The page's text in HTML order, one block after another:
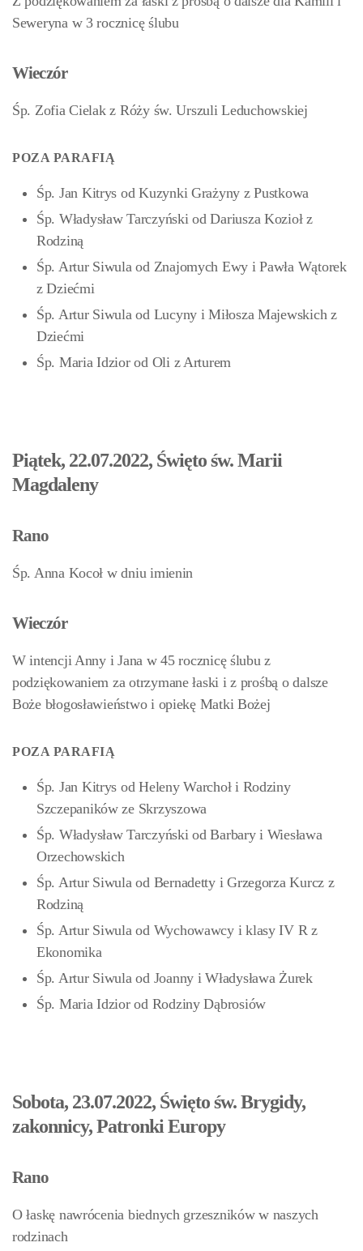
Seweryna w 3 rocznicę ślubu
Wieczór
Śp. Zofia Cielak z Róży św. Urszuli Leduchowskiej
POZA PARAFIĄ
Śp. Jan Kitrys od Kuzynki Grażyny z Pustkowa
Śp. Władysław Tarczyński od Dariusza Kozioł z
Rodziną
Śp. Artur Siwula od Znajomych Ewy i Pawła Wątorek
z Dziećmi
Śp. Artur Siwula od Lucyny i Miłosza Majewskich z
Dziećmi
Śp. Maria Idzior od Oli z Arturem
Piątek, 22.07.2022, Święto św. Marii
Magdaleny
Rano
Śp. Anna Kocoł w dniu imienin
Wieczór
W intencji Anny i Jana w 45 rocznicę ślubu z
podziękowaniem za otrzymane łaski i z prośbą o dalsze
Boże błogosławieństwo i opiekę Matki Bożej
POZA PARAFIĄ
Śp. Jan Kitrys od Heleny Warchoł i Rodziny
Szczepaników ze Skrzyszowa
Śp. Władysław Tarczyński od Barbary i Wiesława
Orzechowskich
Śp. Artur Siwula od Bernadetty i Grzegorza Kurcz z
Rodziną
Śp. Artur Siwula od Wychowawcy i klasy IV R z
Ekonomika
Śp. Artur Siwula od Joanny i Władysława Żurek
Śp. Maria Idzior od Rodziny Dąbrosiów
Sobota, 23.07.2022, Święto św. Brygidy,
zakonnicy, Patronki Europy
Rano
O łaskę nawrócenia biednych grzeszników w naszych
rodzinach